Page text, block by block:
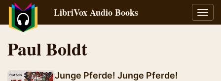
LibriVox Audio Books
Paul Boldt
Junge Pferde! Junge Pferde!